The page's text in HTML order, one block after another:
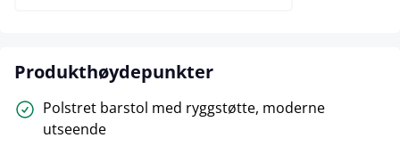
Produkthøydepunkter
Polstret barstol med ryggstøtte, moderne
utseende